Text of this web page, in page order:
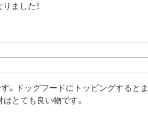
ました！
。ドッグフードにトッピングすると
とても良い物です。